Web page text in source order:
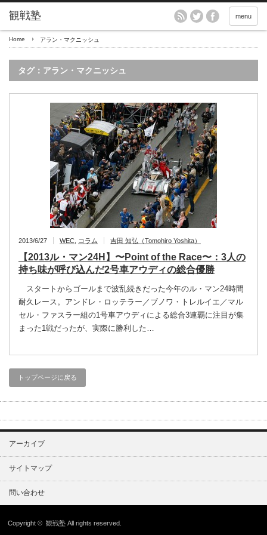
menu
Home アラン・マクニッシュ
タグ：アラン・マクニッシュ
2013/6/27 WEC コラム 吉田 知弘（Tomohiro Yoshita）
【2013ル・マン24H】〜Point of the Race〜：3人の
持ち味が呼び込んだ2号車アウディの総合優勝
スタートからゴールまで波乱続きだった今年のル・マン24時間
耐久レース。アンドレ・ロッテラー／ブノワ・トレルイエ／マル
セル・ファスラー組の1号車アウディによる総合3連覇に注目が集
まった1戦だったが、実際に勝利した…
トップページに戻る
アーカイブ
サイトマップ
問い合わせ
Copyright ©観戦塾 All rights reserved.